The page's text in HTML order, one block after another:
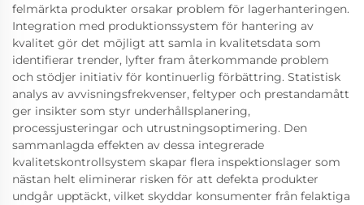
felmärkta produkter orsakar problem för lagerhanteringen.
Integration med produktionssystem för hantering av
kvalitet gör det möjligt att samla in kvalitetsdata som
identifierar trender, lyfter fram återkommande problem
och stödjer initiativ för kontinuerlig förbättring. Statistisk
analys av avvisningsfrekvenser, feltyper och prestandamått
ger insikter som styr underhållsplanering,
processjusteringar och utrustningsoptimering. Den
sammanlagda effekten av dessa integrerade
kvalitetskontrollsystem skapar flera inspektionslager som
nästan helt eliminerar risken för att defekta produkter
undgår upptäckt, vilket skyddar konsumenter från felaktiga